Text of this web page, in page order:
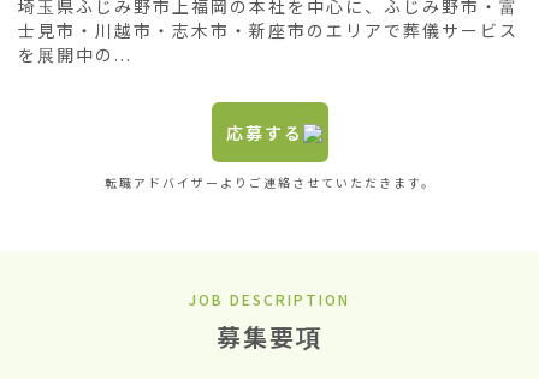
埼玉県ふじみ野市上福岡の本社を中心に、ふじみ野市・富
士見市・川越市・志木市・新座市のエリアで葬儀サービス
を展開中の...
応募する
転職アドバイザーよりご連絡させていただきます。
JOB DESCRIPTION
募集要項